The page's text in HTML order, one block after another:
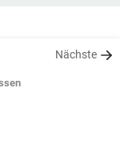
Nächste